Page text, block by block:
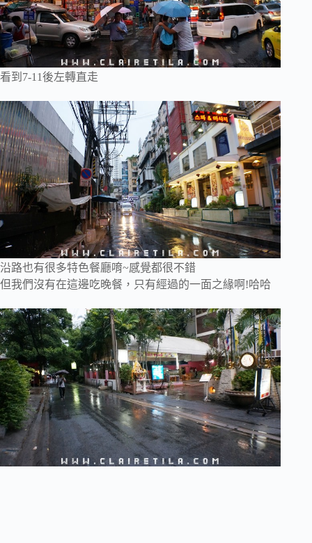
看到7-11後左轉直走
沿路也有很多特色餐廳唷~感覺都很不錯
但我們沒有在這邊吃晚餐，只有經過的一面之緣啊!哈哈